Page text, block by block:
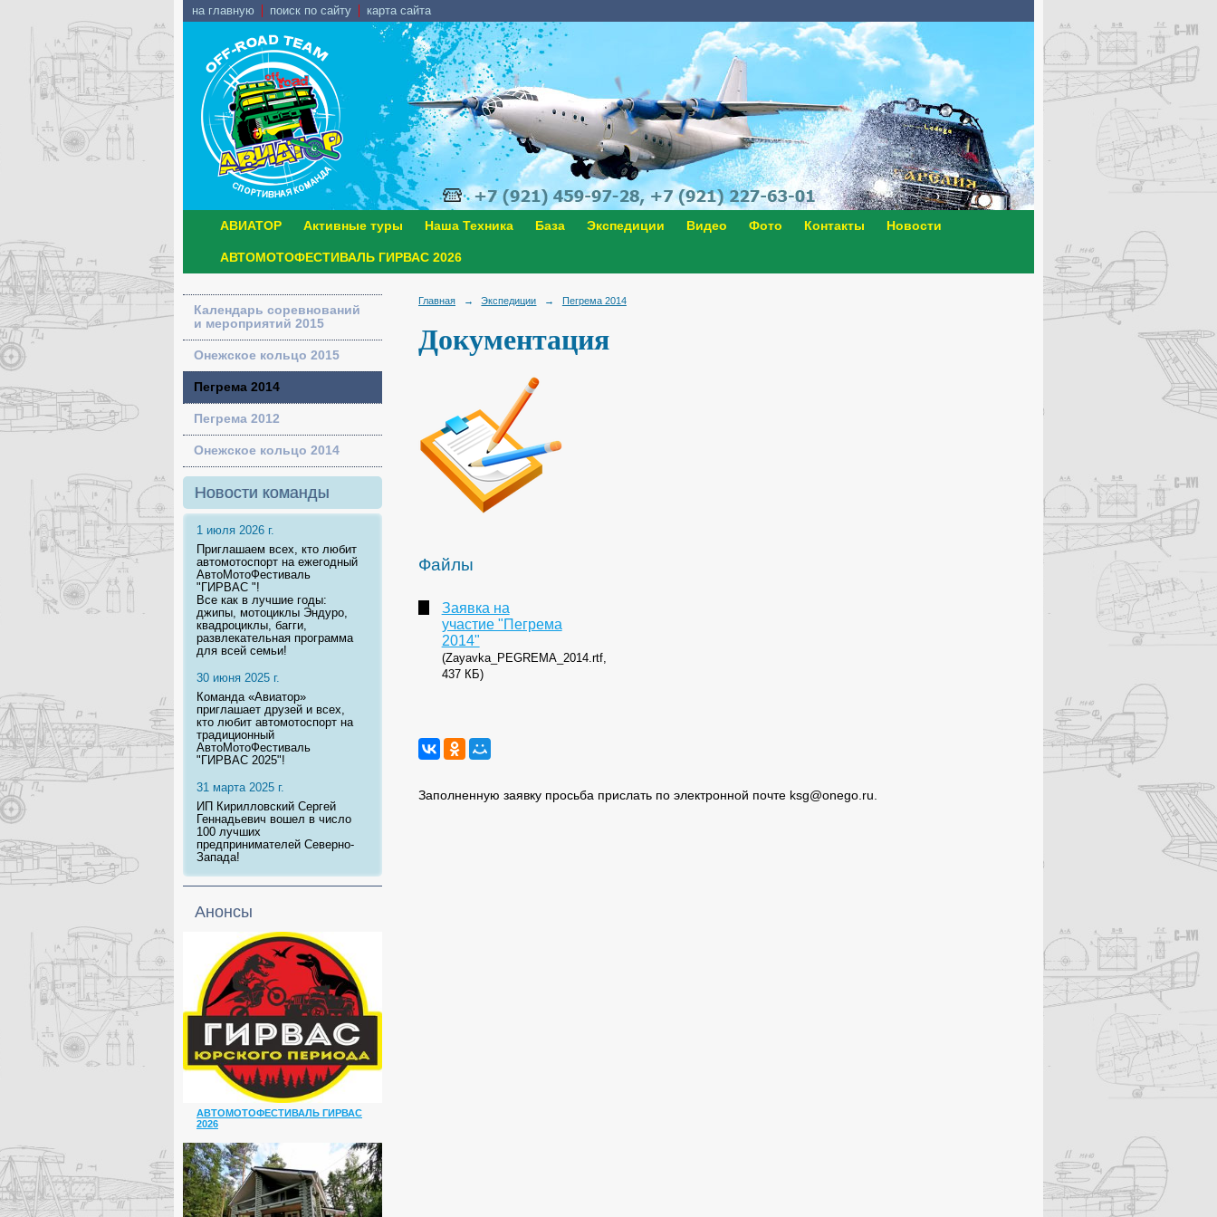
на главную поиск по сайту карта сайта
АВИАТОР Активные туры Наша Техника База Экспедиции Видео Фото Контакты Новости
АВТОМОТОФЕСТИВАЛЬ ГИРВАС 2026
Календарь соревнований
и мероприятий 2015
Онежское кольцо 2015
Пегрема 2014
Пегрема 2012
Онежское кольцо 2014
Новости команды
1 июля 2026 г.
Приглашаем всех, кто любит
автомотоспорт на ежегодный
АвтоМотоФестиваль
"ГИРВАС "!
Все как в лучшие годы:
джипы, мотоциклы Эндуро,
квадроциклы, багги,
развлекательная программа
для всей семьи!
30 июня 2025 г.
Команда «Авиатор»
приглашает друзей и всех,
кто любит автомотоспорт на
традиционный
АвтоМотоФестиваль
"ГИРВАС 2025"!
31 марта 2025 г.
ИП Кирилловский Сергей
Геннадьевич вошел в число
100 лучших
предпринимателей Северно-
Запада!
Анонсы
АВТОМОТОФЕСТИВАЛЬ ГИРВАС
2026
Главная → Экспедиции → Пегрема 2014
Документация
Файлы
Заявка на
участие "Пегрема
2014"
(Zayavka_PEGREMA_2014.rtf,
437 КБ)
Заполненную заявку просьба прислать по электронной почте ksg@onego.ru.